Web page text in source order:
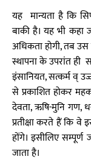
यह मान्यता है कि
बाकी है। यह भी
अधिकता होगी, तब उस
स्थापना के उपरांत ही
इंसानियत, सत्कर्म व्
से प्रकाशित होकर
देवता, ऋषि-मुनि
प्रतीक्षा करते हैं कि
होंगे। इसीलिए
जाता है।